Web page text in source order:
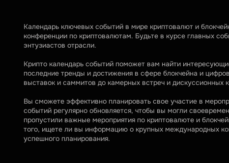
Календарь ключевых событий в мире криптовалют и
конференции по криптовалютам. Будьте в курсе главных
энтузиастов отрасли.
Крипто календарь событий поможет вам найти
последние тренды и достижения в сфере блокчейна и
выставок и саммитов до камерных встреч и дискуссионных
Вы сможете эффективно планировать свое участие в
событий регулярно обновляется, чтобы вы могли
пропустили важные мероприятия по криптовалюте и
того, ищете ли вы информацию о крупных международных
успешного планирования.